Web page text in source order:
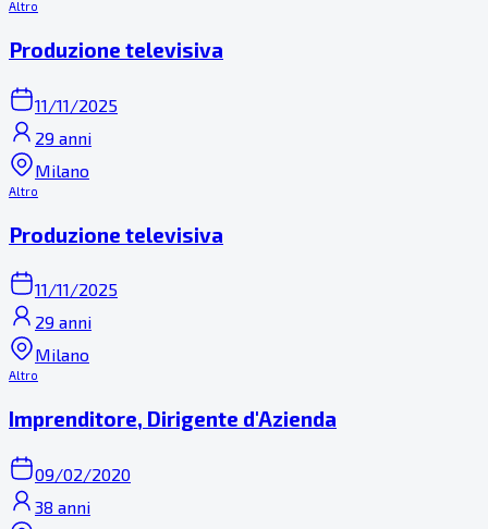
Altro
Produzione televisiva
11/11/2025
29 anni
Milano
Altro
Produzione televisiva
11/11/2025
29 anni
Milano
Altro
Imprenditore, Dirigente d'Azienda
09/02/2020
38 anni